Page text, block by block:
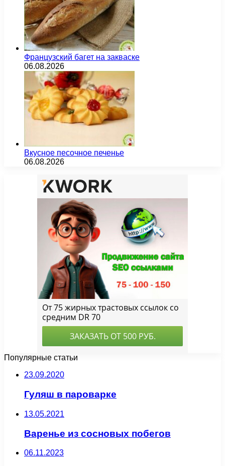
Французский багет на закваске
06.08.2026
Вкусное песочное печенье
06.08.2026
Популярные статьи
23.09.2020
Гуляш в пароварке
13.05.2021
Варенье из сосновых побегов
06.11.2023